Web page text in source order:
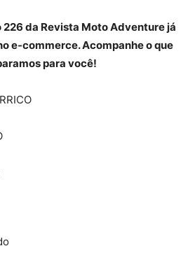
da Revista Moto Adventure já
e-commerce. Acompanhe o que
para você!